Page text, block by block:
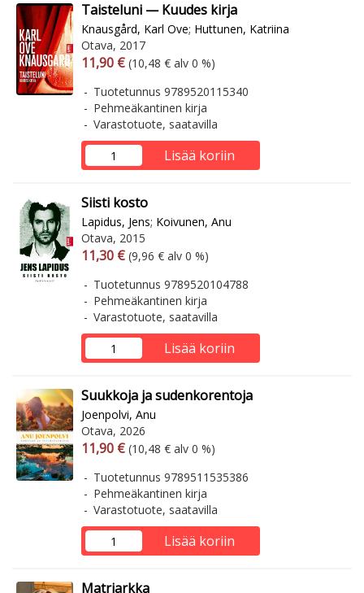
Taisteluni — Kuudes kirja
Knausgård, Karl Ove; Huttunen, Katriina
Otava, 2017
Arvonlisäverollinen hinta
11,90 € Arvonlisäveroton hinta
(10,48 € alv 0 %)
Tuotetunnus 9789520115340
Pehmeäkantinen kirja
Varastotuote, saatavilla
Lisää koriin
Siisti kosto
Lapidus, Jens; Koivunen, Anu
Otava, 2015
Arvonlisäverollinen hinta
11,30 € Arvonlisäveroton hinta
(9,96 € alv 0 %)
Tuotetunnus 9789520104788
Pehmeäkantinen kirja
Varastotuote, saatavilla
Lisää koriin
Suukkoja ja sudenkorentoja
Joenpolvi, Anu
Otava, 2026
Arvonlisäverollinen hinta
11,90 € Arvonlisäveroton hinta
(10,48 € alv 0 %)
Tuotetunnus 9789511535386
Pehmeäkantinen kirja
Varastotuote, saatavilla
Lisää koriin
Matriarkka